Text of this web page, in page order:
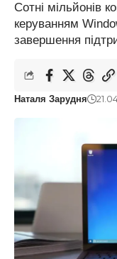
Сотні мільйонів
керуванням
завершення
Наталя Зарудня